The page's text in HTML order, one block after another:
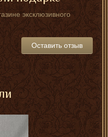
эксклюзивного
Оставить отзыв